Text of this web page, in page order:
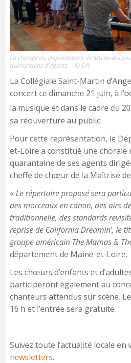
La chorale du Département de Maine-et-
quarantaine d’agents. – © DR
La Collégiale Saint-Martin
concert ce dimanche 21 juin, à
la musique et dans le cadre du 20
sa réouverture au public.
Pour cette représentation, le
et-Loire a constitué une chorale
quarantaine de ses agents
cheffe de chœur de la Maîtrise
«Le répertoire proposé sera
des morceaux en canon, des airs
traditionnelle, des standards
reprise de California Dreamin’, le
groupe américain The Mamas &
département de Maine-et-Loire.
Les chœurs d’enfants et
participeront également au
chanteurs attendus sur scène.
16 h et l’entrée sera gratuite.
Suivez toute l’actualité locale en
newsletters.